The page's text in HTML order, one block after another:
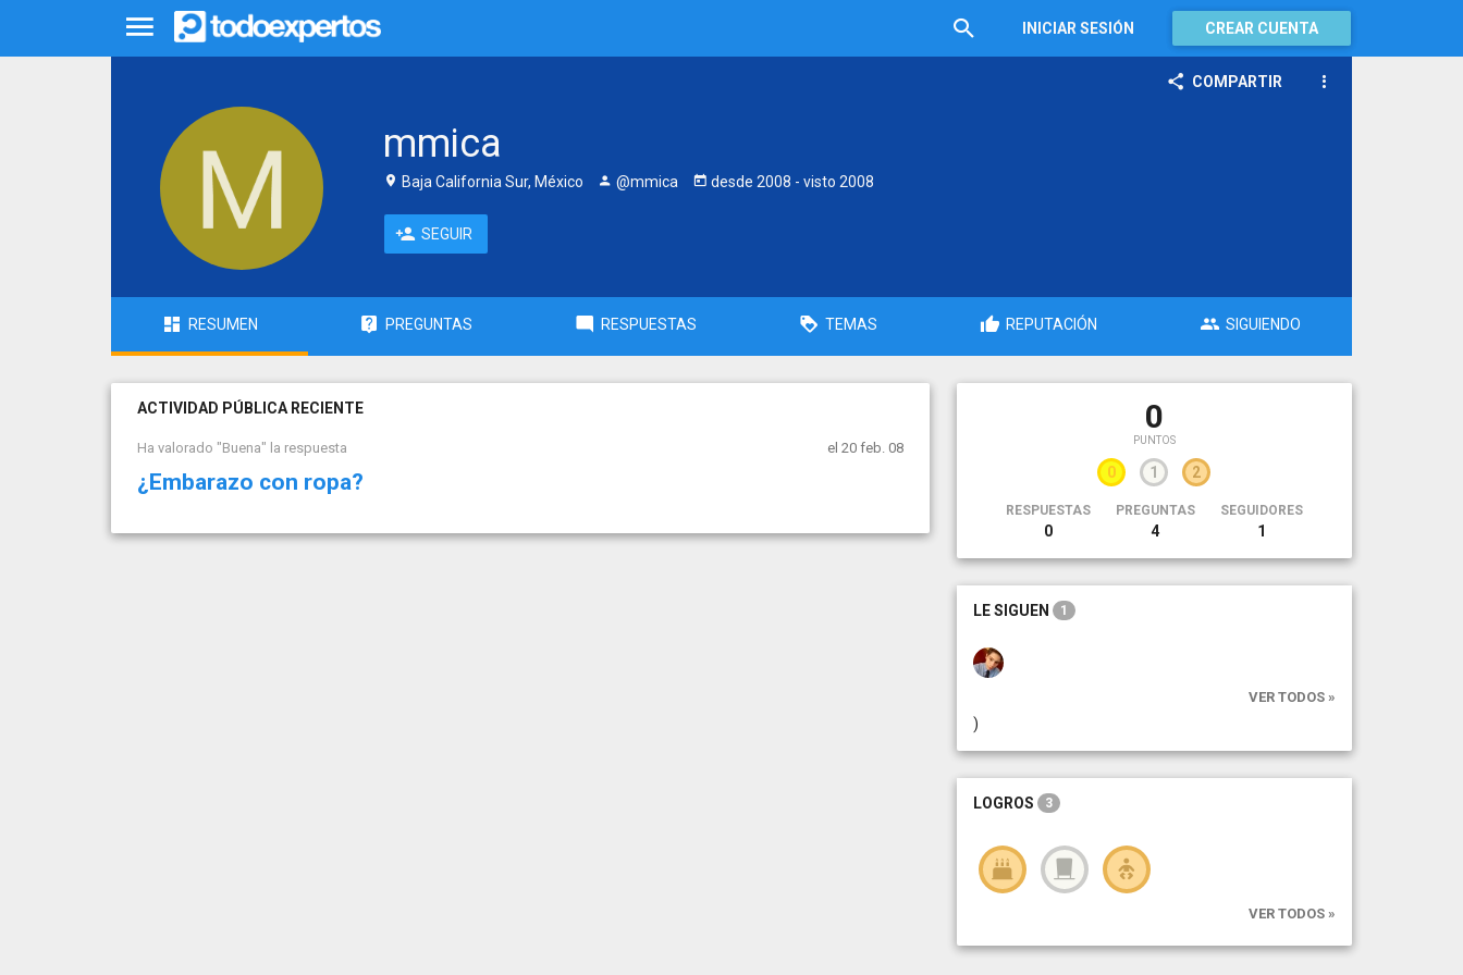
INICIAR SESIÓN CREAR CUENTA
COMPARTIR
mmica
Baja California Sur, México @mmica desde 2008 - visto 2008
SEGUIR
RESUMEN PREGUNTAS RESPUESTAS TEMAS REPUTACIÓN SIGUIENDO
ACTIVIDAD PÚBLICA RECIENTE
Ha valorado "Buena" la respuesta el 20 feb. 08
¿Embarazo con ropa?
0
PUNTOS
0 1 2
RESPUESTAS
0
PREGUNTAS
4
SEGUIDORES
1
LE SIGUEN 1
VER TODOS »
)
LOGROS 3
VER TODOS »